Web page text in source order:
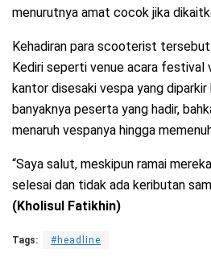
menurutnya amat cocok jika
Kehadiran para scooterist
Kediri seperti venue acara festival
kantor disesaki vespa yang diparkir
banyaknya peserta yang hadir,
menaruh vespanya hingga
“Saya salut, meskipun ramai
selesai dan tidak ada keributan
(Kholisul Fatikhin)
Tags: #headline